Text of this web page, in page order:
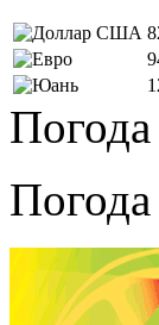
Погода
Погода